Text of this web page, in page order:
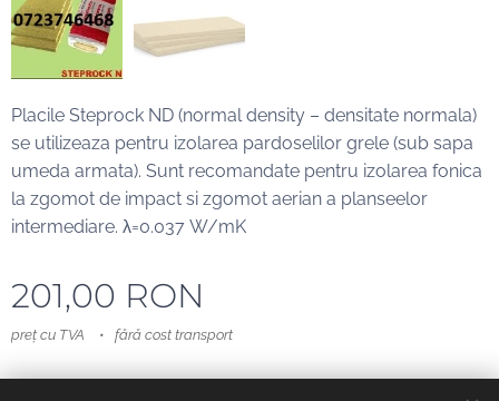
Placile Steprock ND (normal density – densitate normala)
se utilizeaza pentru izolarea pardoselilor grele (sub sapa
umeda armata). Sunt recomandate pentru izolarea fonica
la zgomot de impact si zgomot aerian a planseelor
intermediare. λ=0.037 W/mK
201,00 RON
preț cu TVA fără cost transport